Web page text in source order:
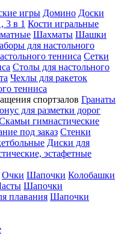
игры Домино Доски
3 в 1 Кости игральные
Шахматы Шашки
для настольного
тенниса Сетки
Столы для настольного
Чехлы для ракеток
тенниса
спортзалов Гранаты
для разметки дорог
гимнастические
под заказ Стенки
Диски для
эстафетные
Очки Шапочки Колобашки
Шапочки
плавания Шапочки